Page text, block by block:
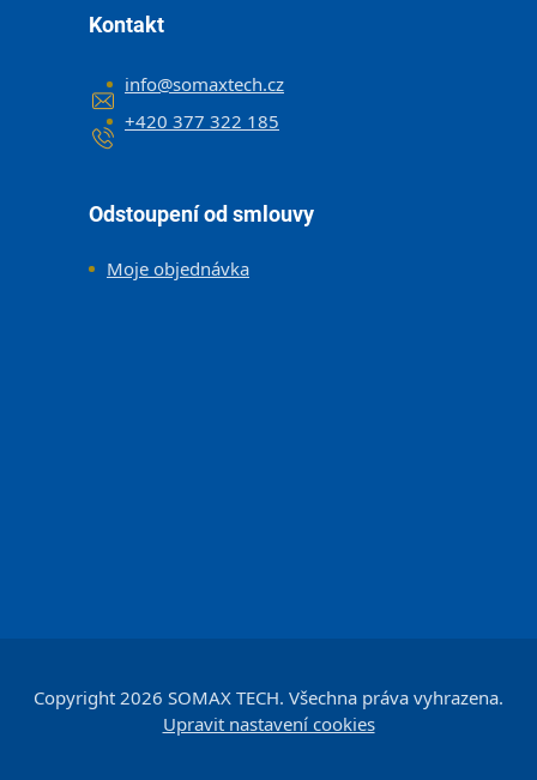
Kontakt
info@somaxtech.cz
+420 377 322 185
Odstoupení od smlouvy
Moje objednávka
Copyright 2026 SOMAX TECH. Všechna práva vyhrazena.
Upravit nastavení cookies